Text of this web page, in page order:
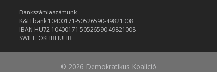
Bankszámlaszámunk:
K&H bank 10400171-50526590-49821008
IBAN HU72 10400171 50526590 49821008
SWIFT: OKHBHUHB
© 2026 Demokratikus Koalíció